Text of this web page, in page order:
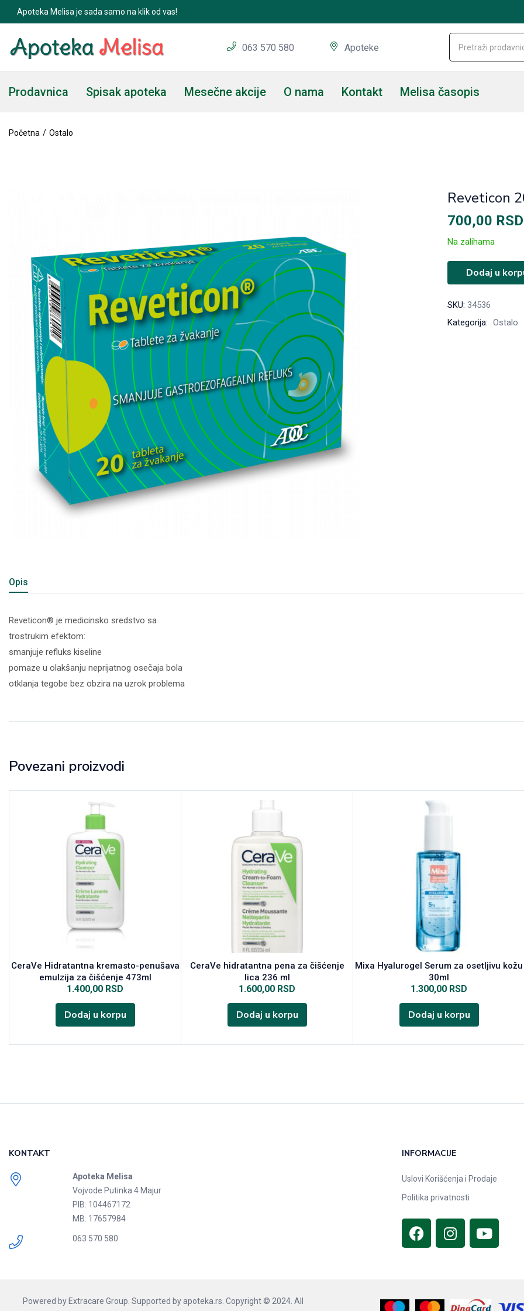
Apoteka Melisa je sada samo na klik od vas!
063 570 580 Apoteke
Prodavnica Spisak apoteka Mesečne akcije O nama Kontakt Melisa časopis
Početna Ostalo
Reveticon
700,00 RSD
Na zalihama
Dodaj u
SKU: 34536
Kategorija: Ostalo
Opis
Reveticon® je medicinsko sredstvo sa
trostrukim efektom:
smanjuje refluks kiseline
pomaze u olakšanju neprijatnog osečaja bola
otklanja tegobe bez obzira na uzrok problema
Povezani proizvodi
CeraVe Hidratantna kremasto-penušava
emulzija za čišćenje 473ml
1.400,00 RSD
Dodaj u korpu
CeraVe hidratantna pena za čišćenje
lica 236 ml
1.600,00 RSD
Dodaj u korpu
Mixa Hyalurogel Serum za osetljivu kožu
30ml
1.300,00 RSD
Dodaj u korpu
KONTAKT
Apoteka Melisa
Vojvode Putinka 4 Majur
PIB: 104467172
MB: 17657984
063 570 580
INFORMACIJE
Uslovi Korišćenja i Prodaje
Politika privatnosti
Powered by Extracare Group. Supported by apoteka.rs. Copyright © 2024. All